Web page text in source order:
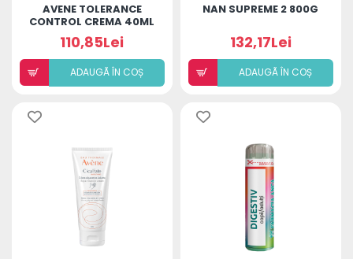
AVENE TOLERANCE
CONTROL CREMA 40ML
110,85Lei
ADAUGÃ ÎN COȘ
NAN SUPREME 2 800G
132,17Lei
ADAUGÃ ÎN COȘ